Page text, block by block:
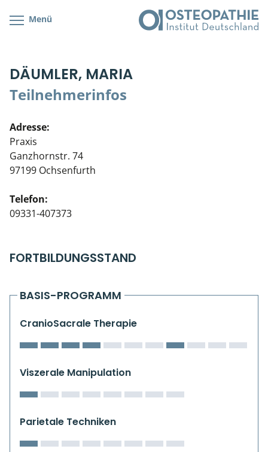
Menü
DÄUMLER, MARIA
Teilnehmerinfos
Adresse:
Praxis
Ganzhornstr. 74
97199 Ochsenfurth
Telefon:
09331-407373
FORTBILDUNGSSTAND
BASIS-PROGRAMM
CranioSacrale Therapie
Viszerale Manipulation
Parietale Techniken
Cranial/Neurale Osteopathie
Parietale Osteopathie
Viszerale Osteopathie
Klinische & Praktische Kurse
Live Online-Kurse
Bonus-Programm
Veranstaltungsticket DB
Wissenswertes
Teilnehmerliste
Stellenbörse
Soziales Engagement